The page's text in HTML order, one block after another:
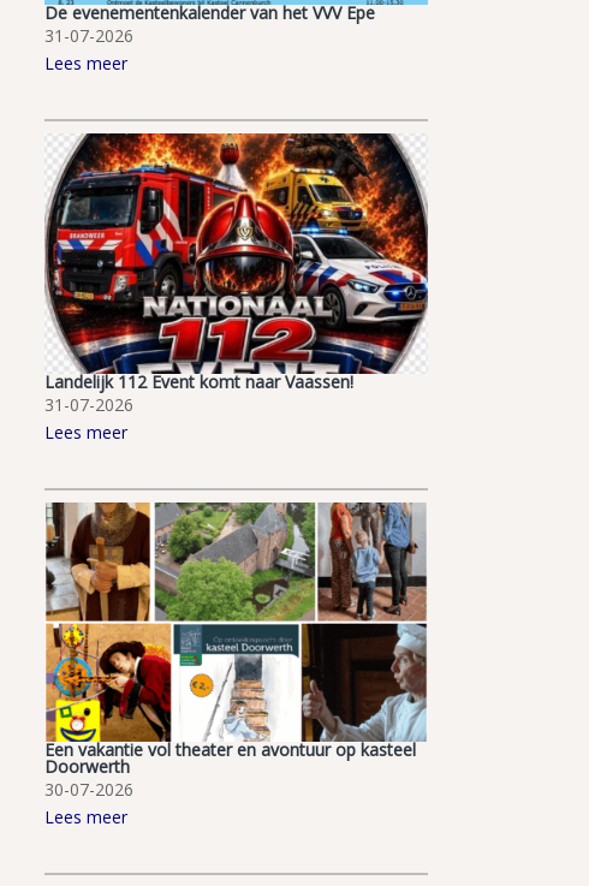
De evenementenkalender van het VVV Epe
31-07-2026
Lees meer
Landelijk 112 Event komt naar Vaassen!
31-07-2026
Lees meer
Een vakantie vol theater en avontuur op kasteel
Doorwerth
30-07-2026
Lees meer